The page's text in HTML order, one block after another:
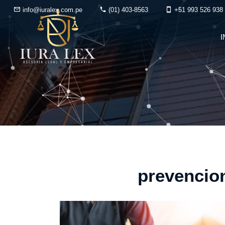
info@iuralex.com.pe (01) 403-8563 +51 993 526 938